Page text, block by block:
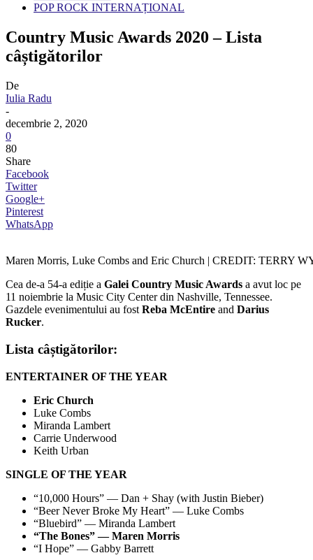
POP ROCK INTERNAȚIONAL
Country Music Awards 2020 – Lista
câștigătorilor
De
Iulia Radu
-
decembrie 2, 2020
0
80
Share
Facebook
Twitter
Google+
Pinterest
WhatsApp
Maren Morris, Luke Combs and Eric Church | CREDIT: TERRY
Cea de-a 54-a ediție a Galei Country Music Awards a avut loc pe
11 noiembrie la Music City Center din Nashville, Tennessee.
Gazdele evenimentului au fost Reba McEntire and Darius
Rucker.
Lista câștigătorilor:
ENTERTAINER OF THE YEAR
Eric Church
Luke Combs
Miranda Lambert
Carrie Underwood
Keith Urban
SINGLE OF THE YEAR
“10,000 Hours” — Dan + Shay (with Justin Bieber)
“Beer Never Broke My Heart” — Luke Combs
“Bluebird” — Miranda Lambert
“The Bones” — Maren Morris
“I Hope” — Gabby Barrett